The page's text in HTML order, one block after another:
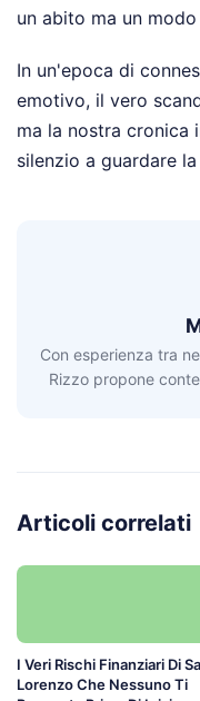
un abito ma un
In un'epoca di
emotivo, il vero
ma la nostra cronica
silenzio a guardare
Con esperienza tra
Rizzo propone
Articoli correlati
I Veri Rischi Finanziari Di
Lorenzo Che Nessuno Ti